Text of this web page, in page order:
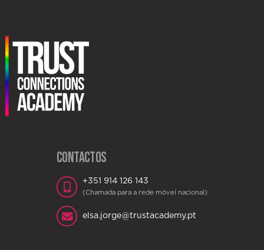
CONTACTOS
+351 914 126 143
(Chamada para a rede móvel nacional)
elsa.jorge@trustacademy.pt